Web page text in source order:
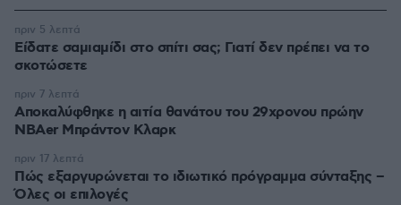
Είδατε σαμιαμίδι στο σπίτι σας; Γιατί δεν πρέπει να το
σκοτώσετε
πριν 5 λεπτά
Αποκαλύφθηκε η αιτία θανάτου του 29χρονου πρώην
NBAer Μπράντον Κλαρκ
πριν 7 λεπτά
Πώς εξαργυρώνεται το ιδιωτικό πρόγραμμα σύνταξης –
Όλες οι επιλογές
πριν 17 λεπτά